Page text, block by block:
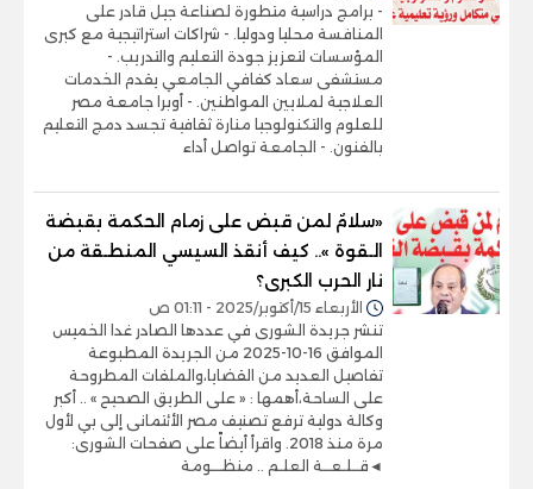
- برامج دراسية متطورة لصناعة جيل قادر على
المنافسة محليا ودوليا. - شراكات استراتيجية مع كبرى
المؤسسات لتعزيز جودة التعليم والتدريب. -
مستشفى سعاد كفافي الجامعي يقدم الخدمات
العلاجية لملايين المواطنين. - أوبرا جامعة مصر
للعلوم والتكنولوجيا منارة ثقافية تجسد دمج التعليم
بالفنون. - الجامعة تواصل أداء
«سلامٌ لمن قبض على زمام الحكمة بقبضة
الـقوة ».. كيف أنقذ السيسي المنطـقة من
نار الحرب الكبرى؟
الأربعاء 15/أكتوبر/2025 - 01:11 ص
تنشر جريدة الشورى في عددها الصادر غدا الخميس
الموافق 16-10-2025 من الجريدة المطبوعة
تفاصيل العديد من القضايا،والملفات المطروحة
على الساحة،أهمها : « على الطريق الصحيح » .. أكبر
وكالة دولية ترفع تصنيف مصر الأئتمانى إلى بي لأول
مرة منذ 2018. واقرأ أيضاً على صفحات الشورى:
◄قــلـعــة العلـم .. منظـــومة